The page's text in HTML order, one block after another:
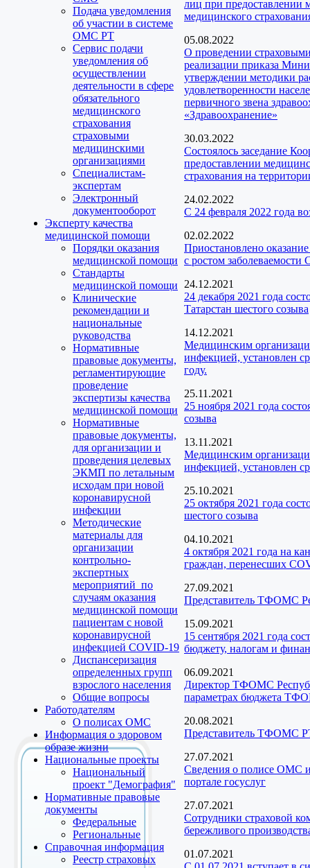
Подача уведомления
об участии в системе
ОМС РТ
Сервис подачи
уведомления об
осуществлении
деятельности в сфере
обязательного
медицинского
страхования
страховыми
медицинскими
организациями
Специалистам-
экспертам
Электронный
документооборот
Эксперту качества
медицинской помощи
Порядки оказания
медицинской помощи
Стандарты
медицинской помощи
Клинические
рекомендации и
национальные
руководства
Нормативные
правовые документы,
регламентирующие
проведение
экспертизы качества
медицинской помощи
Нормативные
правовые документы,
для организации и
проведения целевых
ЭКМП по летальным
исходам при новой
коронавирусной
инфекции
Методические
материалы для
организации
контрольно-
экспертных
мероприятий по
случаям оказания
медицинской помощи
пациентам с новой
коронавирусной
инфекцией COVID-19
Диспансеризация
определенных групп
взрослого населения
Общие вопросы
Работодателям
О полисах ОМС
Информация о здоровом
образе жизни
Национальные проекты
Национальный
проект "Демография"
Нормативные правовые
документы
Федеральные
Региональные
Справочная информация
Реестр страховых
лиц при предоставлении
медицинского
05.08.2022
О проведении
реализации приказа
утверждении методики
удовлетворенности
первичного звена
«Здравоохранение»
30.03.2022
Состоялось заседание
предоставлении
страхования на
24.02.2022
С 24 февраля 2022 года
02.02.2022
Приостановлено
с ростом заболеваемости
24.12.2021
24 декабря 2021 года
Татарстан шестого созыва
14.12.2021
Медицинским
инфекцией, установлен
году.
25.11.2021
25 ноября 2021 года
созыва
13.11.2021
Медицинским
инфекцией, установлен
25.10.2021
25 октября 2021 года
шестого созыва
04.10.2021
4 октября 2021 года на
граждан, перенесших
27.09.2021
Представитель ТФОМС
15.09.2021
15 сентября 2021 года
бюджету, налогам и
06.09.2021
Директор ТФОМС
параметрах бюджета
20.08.2021
Представитель ТФОМС
27.07.2021
Сведения о полисе ОМС
портале госуслуг
27.07.2021
Сотрудники страховой
бережливого
01.07.2021